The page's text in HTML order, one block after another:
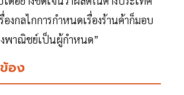
งกลไกการกำหนดเรื่องร้านค้าก็มอบ
งพาณิชย์เป็นผู้กำหนด”
อง